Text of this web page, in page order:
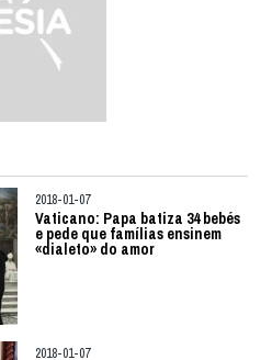
2018-01-07
Vaticano: Papa batiza 34 bebés
e pede que famílias ensinem
«dialeto» do amor
2018-01-07